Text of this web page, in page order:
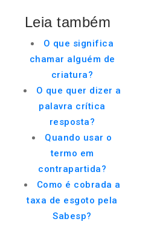
Leia também
O que significa
chamar alguém de
criatura?
O que quer dizer a
palavra crítica
resposta?
Quando usar o
termo em
contrapartida?
Como é cobrada a
taxa de esgoto pela
Sabesp?